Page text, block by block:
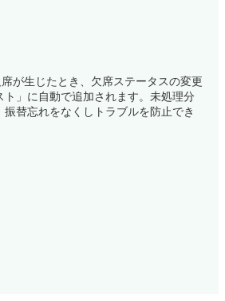
が生じたとき、欠席ステータスの変更
ト」に自動で追加されます。未処理分
替忘れをなくしトラブルを防止でき